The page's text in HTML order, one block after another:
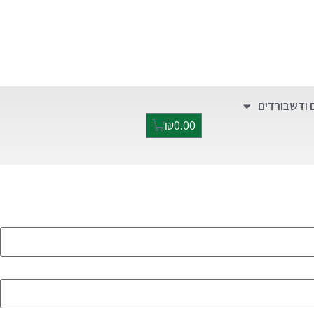
ודשבורדים
₪0.00